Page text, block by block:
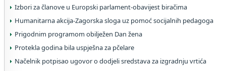
Izbori za članove u Europski parlament-obavijest biračima
Humanitarna akcija-Zagorska sloga uz pomoć socijalnih pedagoga
Prigodnim programom obilježen Dan žena
Protekla godina bila uspješna za pčelare
Načelnik potpisao ugovor o dodjeli sredstava za izgradnju vrtića